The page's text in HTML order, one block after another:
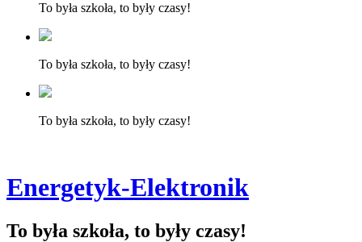
To była szkoła, to były czasy!
To była szkoła, to były czasy!
To była szkoła, to były czasy!
Energetyk-Elektronik
To była szkoła, to były czasy!